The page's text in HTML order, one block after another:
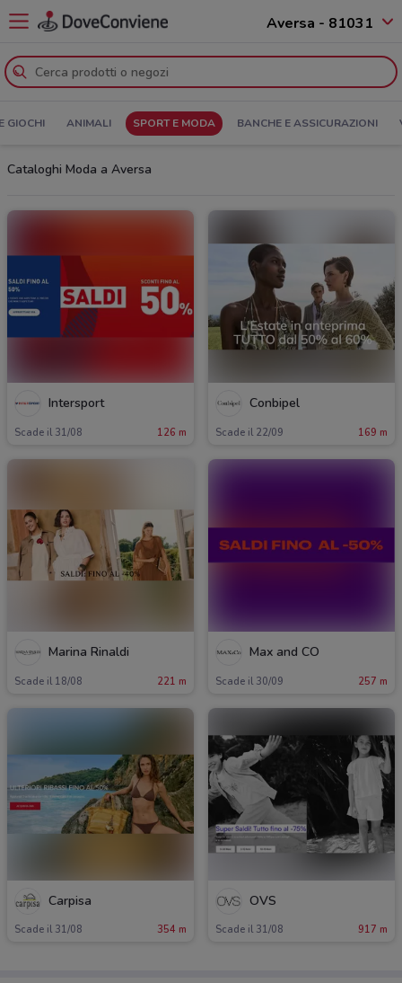
Aversa - 81031
GIOCHI ANIMALI SPORT E MODA BANCHE E ASSICURAZIONI
Cataloghi Moda a Aversa
Intersport
Scade il 31/08 126 m
Conbipel
Scade il 22/09 169 m
Marina Rinaldi
Scade il 18/08 221 m
Max and CO
Scade il 30/09 257 m
Carpisa
Scade il 31/08 354 m
OVS
Scade il 31/08 917 m